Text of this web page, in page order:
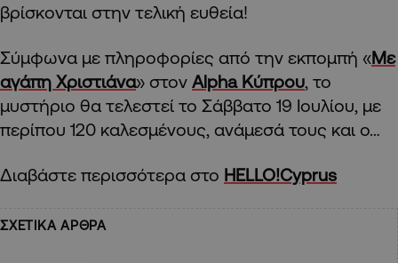
βρίσκονται στην τελική ευθεία!
Σύμφωνα με πληροφορίες από την εκπομπή «Με
αγάπη Χριστιάνα» στον Alpha Κύπρου, το
μυστήριο θα τελεστεί το Σάββατο 19 Ιουλίου, με
περίπου 120 καλεσμένους, ανάμεσά τους και ο…
Διαβάστε περισσότερα στο HELLO!Cyprus
ΣΧΕΤΙΚΑ ΑΡΘΡΑ